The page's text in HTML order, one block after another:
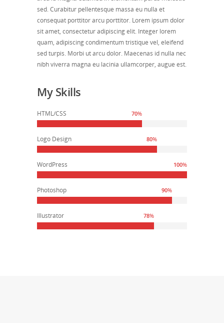
sed. Curabitur pellentesque massa eu nulla et
consequat porttitor arcu porttitor. Lorem ipsum dolor
sit amet, consectetur adipiscing elit. Integer lorem
quam, adipiscing condimentum tristique vel, eleifend
sed turpis. Morbi ut arcu dolor. Maecenas id nulla nec
nibh viverra magna eu lacinia ullamcorper, augue est.
My Skills
HTML/CSS 70%
Logo Design 80%
WordPress 100%
Photoshop 90%
Illustrator 78%